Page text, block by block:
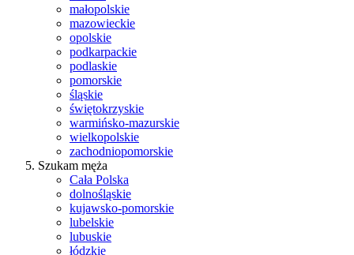
małopolskie
mazowieckie
opolskie
podkarpackie
podlaskie
pomorskie
śląskie
świętokrzyskie
warmińsko-mazurskie
wielkopolskie
zachodniopomorskie
Szukam męża
Cała Polska
dolnośląskie
kujawsko-pomorskie
lubelskie
lubuskie
łódzkie